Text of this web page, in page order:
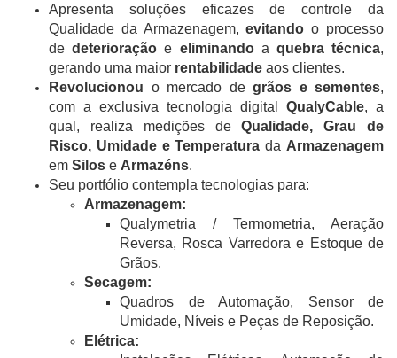
Apresenta soluções eficazes de controle da
Qualidade da Armazenagem,evitando o processo
dedeterioração e eliminandoa quebra técnica,
gerando uma maior rentabilidade aos clientes.
Revolucionou o mercado de grãos e sementes,
com a exclusiva tecnologia digital QualyCable, a
qual, realiza medições deQualidade, Grau de
Risco, Umidade e Temperatura da Armazenagem
em Silos e Armazéns.
Seu portfólio contempla tecnologias para:
Armazenagem:
Qualymetria / Termometria, Aeração
Reversa, Rosca Varredora e Estoque de
Grãos.
​​​​​​​Secagem:
​​​​​​​Quadros de Automação, Sensor de
Umidade, Níveis e Peças de Reposição.
​​​​​​​Elétrica: